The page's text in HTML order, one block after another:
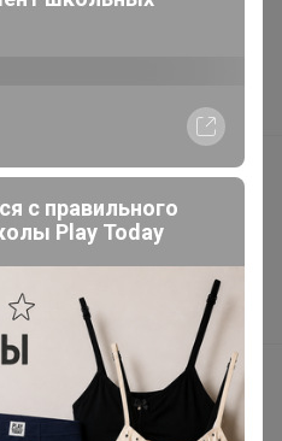
с правильного
Play Today